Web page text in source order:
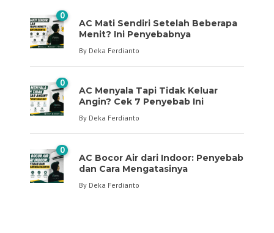
0
AC Mati Sendiri Setelah Beberapa
Menit? Ini Penyebabnya
By Deka Ferdianto
0
AC Menyala Tapi Tidak Keluar
Angin? Cek 7 Penyebab Ini
By Deka Ferdianto
0
AC Bocor Air dari Indoor: Penyebab
dan Cara Mengatasinya
By Deka Ferdianto